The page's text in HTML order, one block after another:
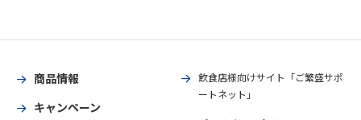
商品情報
キャンペーン
飲食店様向けサイト「ご繁盛サポ
ートネット」